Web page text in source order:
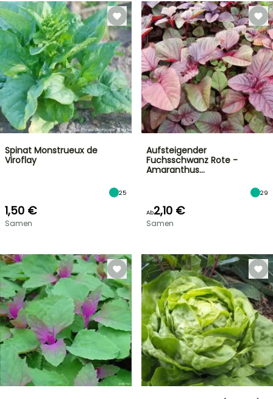
Spinat Monstrueux de
Viroflay
25
1,50 €
Samen
Aufsteigender
Fuchsschwanz Rote -
Amaranthus…
29
Ab2,10 €
Samen